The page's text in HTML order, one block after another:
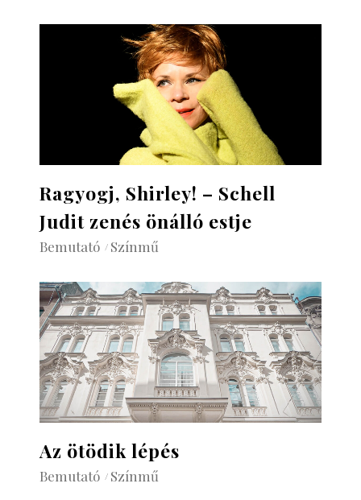
Ragyogj, Shirley! – Schell
Judit zenés önálló estje
Bemutató Színmű
Az ötödik lépés
Bemutató Színmű